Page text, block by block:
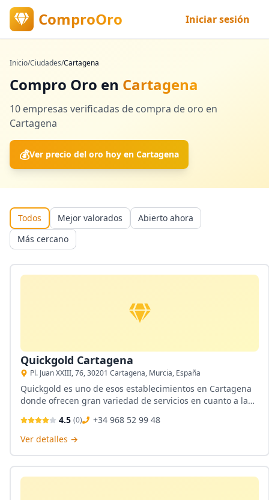
ComproOro Iniciar sesión
Inicio/Ciudades/Cartagena
Compro Oro en Cartagena
10 empresas verificadas de compra de oro en
Cartagena
💰Ver precio del oro hoy en Cartagena
Todos Mejor valorados
Abierto ahora
Más cercano
Quickgold Cartagena
Pl. Juan XXIII, 76, 30201 Cartagena, Murcia, España
Quickgold es uno de esos establecimientos en Cartagena
donde ofrecen gran variedad de servicios en cuanto a la
realizan de manera rápida y su pago es en efectivo sin
contar que puedes tambien ubicarlos a través de su web
4.5 (0)
+34 968 52 99 48
Ver detalles →